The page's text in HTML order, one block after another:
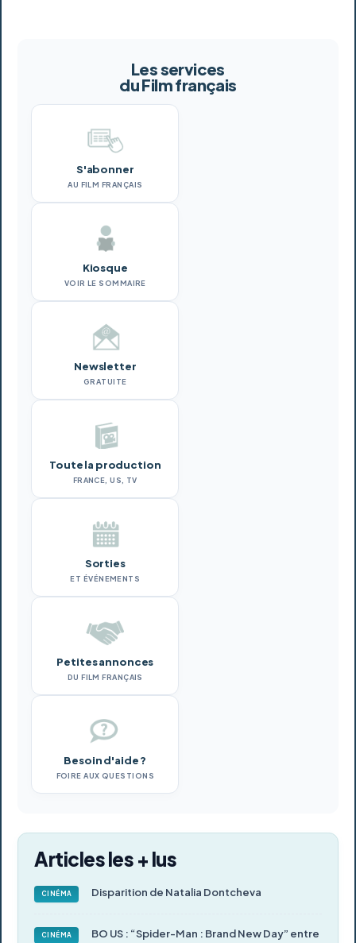
Les services
du Film français
S'abonner
AU FILM FRANÇAIS
Kiosque
VOIR LE SOMMAIRE
Newsletter
GRATUITE
Toute la production
FRANCE, US, TV
Sorties
ET ÉVÉNEMENTS
Petites annonces
DU FILM FRANÇAIS
Besoin d'aide ?
FOIRE AUX QUESTIONS
Articles les + lus
CINÉMA Disparition de Natalia Dontcheva
CINÉMA
BO US : “Spider-Man : Brand New Day” entre